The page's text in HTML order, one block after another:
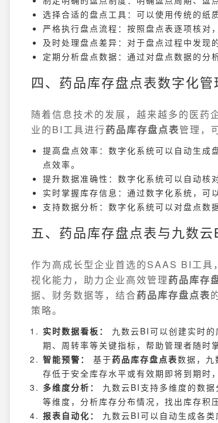
选择合适的盘点工具：可以使用传统的纸
严格执行盘点流程：按照盘点表逐项核对
及时处理盘点差异：对于盘点过程中发现
定期分析盘点数据：通过对盘点数据的分
四、药品库存盘点表数字化管
随着信息技术的发展，越来越多的医药
业的BI工具进行药品库存盘点表管理，
提高盘点效率：数字化系统可以自动生成
点效率。
提升数据准确性：数字化系统可以自动核
实时掌握库存信息：通过数字化系统，可
支持数据分析：数字化系统可以对盘点数
五、药品库存盘点表与九数云
作为高成长型企业首选的SAAS BI工具，
视化能力，助力企业高效管理药品库存
据、财务数据等，结合药品库存盘点表
策略。
实时数据看板：
九数云BI可以创建实时
期、周转率等关键指标，帮助管理者随时
智能预警：
基于药品库存盘点表数据，九
存低于安全库存水平或有效期即将到期时
多维度分析：
九数云BI支持多维度的数
等维度，分析库存分布情况，找出库存积
报表自动化：
九数云BI可以自动生成各类